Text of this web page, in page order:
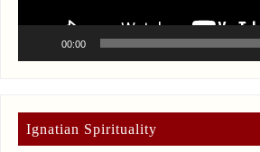
00:00
Ignatian Spirituality